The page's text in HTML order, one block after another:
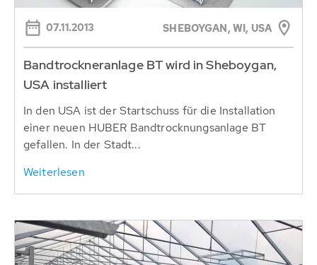
07.11.2013 SHEBOYGAN, WI, USA
Bandtrockneranlage BT wird in Sheboygan,
USA installiert
In den USA ist der Startschuss für die Installation
einer neuen HUBER Bandtrocknungsanlage BT
gefallen. In der Stadt...
Weiterlesen